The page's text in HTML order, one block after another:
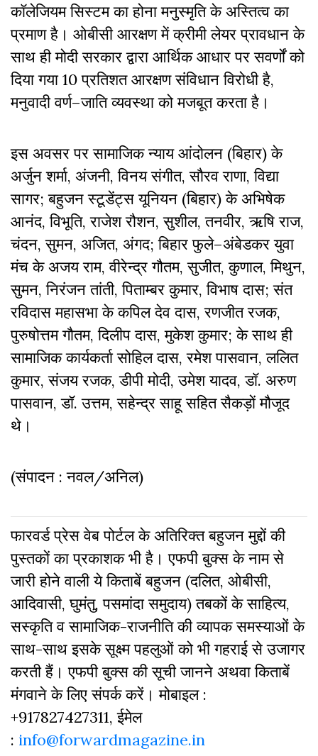
कॉलेजियम सिस्टम का होना मनुस्मृति के अस्तित्व का
प्रमाण है। ओबीसी आरक्षण में क्रीमी लेयर प्रावधान के
साथ ही मोदी सरकार द्वारा आर्थिक आधार पर सवर्णों को
दिया गया10प्रतिशत आरक्षण संविधान विरोधी है,
मनुवादी वर्ण–जाति व्यवस्था को मजबूत करता है।
इस अवसर परसामाजिक न्याय आंदोलन (बिहार)के
अर्जुन शर्मा, अंजनी,विनय संगीत,सौरव राणा,विद्या
सागर;बहुजन स्टूडेंट्स यूनियन (बिहार)के अभिषेक
आनंद,विभूति,राजेश रौशन,सुशील,तनवीर,ऋषि राज,
चंदन,सुमन, अजित, अंगद;बिहार फुले–अंबेडकर युवा
मंच के अजय राम,वीरेन्द्र गौतम,सुजीत,कुणाल,मिथुन,
सुमन,निरंजन तांती,पिताम्बर कुमार,विभाष दास;संत
रविदास महासभा के कपिल देव दास,रणजीत रजक,
पुरुषोत्तम गौतम,दिलीप दास,मुकेश कुमार; के साथ ही
सामाजिक कार्यकर्ता सोहिल दास,रमेश पासवान,ललित
कुमार,संजय रजक,डीपी मोदी,उमेश यादव,डॉ. अरुण
पासवान,डॉ.उत्तम,सहेन्द्र साहू सहित सैकड़ों मौजूद
थे।
(संपादन : नवल/अनिल)
फारवर्ड प्रेस वेब पोर्टल के अतिरिक्‍त बहुजन मुद्दों की
पुस्‍तकों का प्रकाशक भी है। एफपी बुक्‍स के नाम से
जारी होने वाली ये किताबें बहुजन (दलित, ओबीसी,
आदिवासी, घुमंतु, पसमांदा समुदाय) तबकों के साहित्‍य,
सस्‍क‍ृति व सामाजिक-राजनीति की व्‍यापक समस्‍याओं के
साथ-साथ इसके सूक्ष्म पहलुओं को भी गहराई से उजागर
करती हैं। एफपी बुक्‍स की सूची जानने अथवा किताबें
मंगवाने के लिए संपर्क करें। मोबाइल :
+917827427311, ईमेल
: info@forwardmagazine.in